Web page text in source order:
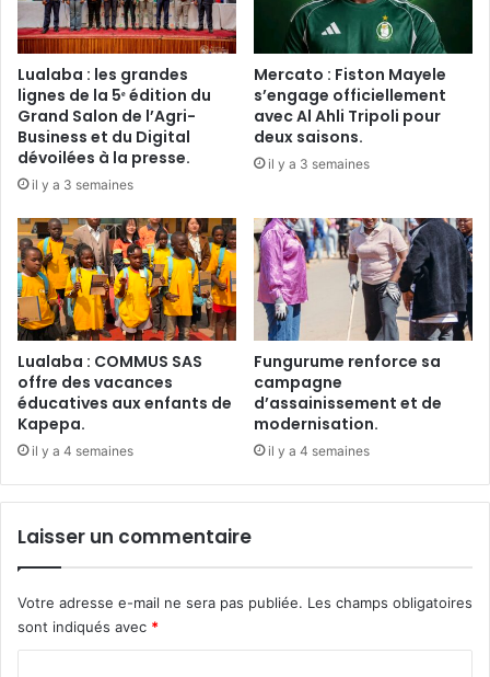
Lualaba : les grandes
lignes de la 5ᵉ édition du
Grand Salon de l’Agri-
Business et du Digital
dévoilées à la presse.
il y a 3 semaines
Mercato : Fiston Mayele
s’engage officiellement
avec Al Ahli Tripoli pour
deux saisons.
il y a 3 semaines
Lualaba : COMMUS SAS
offre des vacances
éducatives aux enfants de
Kapepa.
il y a 4 semaines
Fungurume renforce sa
campagne
d’assainissement et de
modernisation.
il y a 4 semaines
Laisser un commentaire
Votre adresse e-mail ne sera pas publiée. Les champs obligatoires
sont indiqués avec *